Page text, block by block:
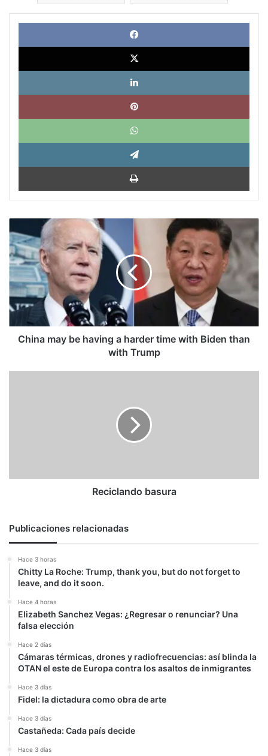
X
may
be
having
a
harder
time
with
Biden
thanChina may be having a harder time with Biden than
with Trump
Reciclando basura
Publicaciones relacionadas
Hace 3 horas
Chitty La Roche: Trump, thank you, but do not forget to
leave, and do it soon.
Hace 4 horas
Elizabeth Sanchez Vegas: ¿Regresar o renunciar? Una
falsa elección
Hace 2 días
Cámaras térmicas, drones y radiofrecuencias: así blinda la
OTAN el este de Europa contra los asaltos de inmigrantes
Hace 3 días
Fidel: la dictadura como obra de arte
Hace 3 días
Castañeda: Cada país decide
Hace 3 días